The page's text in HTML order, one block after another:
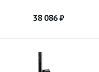
38 086₽